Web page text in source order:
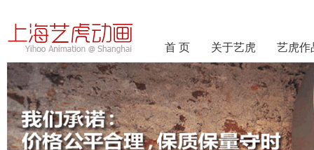
首 页 关于艺虎 艺虎作